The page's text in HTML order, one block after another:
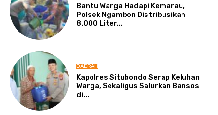
Bantu Warga Hadapi Kemarau,
Polsek Ngambon Distribusikan
8.000 Liter...
DAERAH
Kapolres Situbondo Serap Keluhan
Warga, Sekaligus Salurkan Bansos
di...